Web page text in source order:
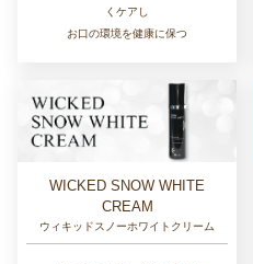
くケアし
お口の環境を健康に保つ
WICKED SNOW WHITE
CREAM
ウィキッドスノーホワイトクリーム